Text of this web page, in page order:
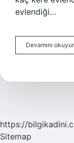
evlendiği…
Devamını
https://
Sitemap